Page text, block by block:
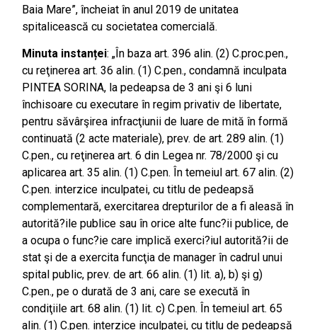
Baia Mare”, încheiat în anul 2019 de unitatea
spitalicească cu societatea comercială.
Minuta instanței: „În baza art. 396 alin. (2) C.proc.pen.,
cu reţinerea art. 36 alin. (1) C.pen., condamnă inculpata
PINTEA SORINA, la pedeapsa de 3 ani şi 6 luni
închisoare cu executare în regim privativ de libertate,
pentru săvârşirea infracţiunii de luare de mită în formă
continuată (2 acte materiale), prev. de art. 289 alin. (1)
C.pen., cu reţinerea art. 6 din Legea nr. 78/2000 şi cu
aplicarea art. 35 alin. (1) C.pen. În temeiul art. 67 alin. (2)
C.pen. interzice inculpatei, cu titlu de pedeapsă
complementară, exercitarea drepturilor de a fi aleasă în
autorită?ile publice sau în orice alte func?ii publice, de
a ocupa o func?ie care implică exerci?iul autorită?ii de
stat şi de a exercita funcţia de manager în cadrul unui
spital public, prev. de art. 66 alin. (1) lit. a), b) şi g)
C.pen., pe o durată de 3 ani, care se execută în
condiţiile art. 68 alin. (1) lit. c) C.pen. În temeiul art. 65
alin. (1) C.pen. interzice inculpatei, cu titlu de pedeapsă